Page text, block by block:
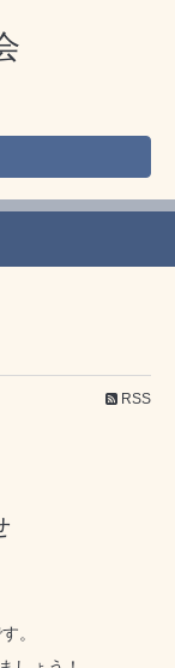
RSS
。